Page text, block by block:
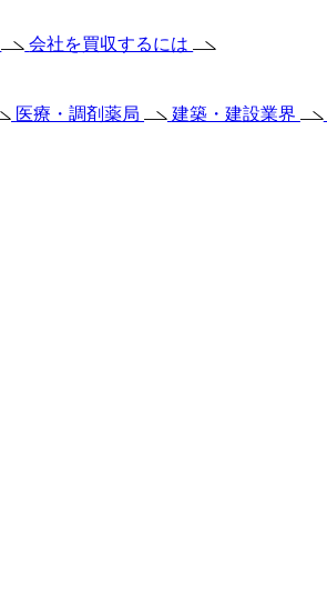
会社を買収するには
医療・調剤薬局 建築・建設業界